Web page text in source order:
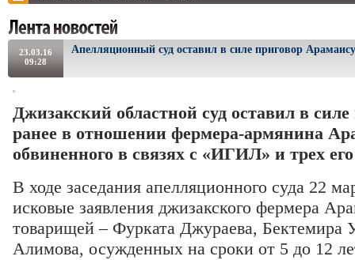
23.03.16
09:28
Апелляционный суд оставил в силе приговор
Джизакский областной суд оставил в
ранее в отношении фермера-армянина
обвиненного в связях с «ИГИЛ» и трех
В ходе заседания апелляционного суда 22
исковые заявления джизакского фермера
товарищей – Фурката Джураева, Бектемира
Алимова, осужденных на сроки от 5 до 12